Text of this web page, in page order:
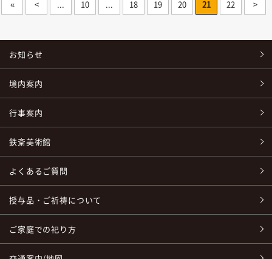
« < ... 10 ... 18 19 20 21 22 >
お知らせ
境内案内
行事案内
鉄斎美術館
よくあるご質問
授与品・ご祈祷について
ご家庭での祀り方